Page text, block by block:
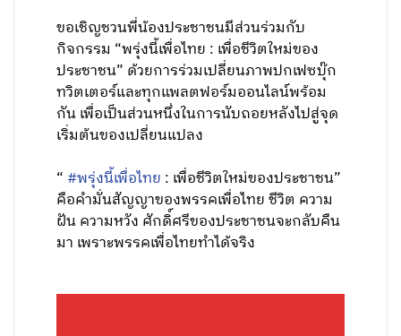
ขอเชิญชวนพี่น้องประชาชนมีส่วนร่วมกับ
กิจกรรม “พรุ่งนี้เพื่อไทย : เพื่อชีวิตใหม่ของ
ประชาชน” ด้วยการร่วมเปลี่ยนภาพปกเฟซบุ๊ก
ทวิตเตอร์และทุกแพลตฟอร์มออนไลน์พร้อม
กัน เพื่อเป็นส่วนหนึ่งในการนับถอยหลังไปสู่จุด
เริ่มต้นของเปลี่ยนแปลง
“ #พรุ่งนี้เพื่อไทย : เพื่อชีวิตใหม่ของประชาชน”
คือคำมั่นสัญญาของพรรคเพื่อไทย ชีวิต ความ
ฝัน ความหวัง ศักดิ์ศรีของประชาชนจะกลับคืน
มา เพราะพรรคเพื่อไทยทำได้จริง